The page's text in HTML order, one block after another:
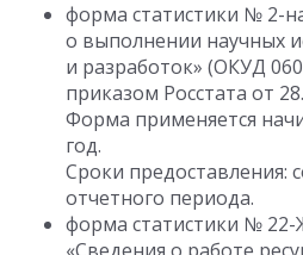
форма статистики № 2-
о выполнении научных
и разработок» (ОКУД
приказом Росстата от
Форма применяется
год.
Сроки предоставления:
отчетного периода.
форма статистики № 22-